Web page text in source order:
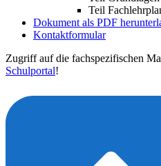
Teil
Dokument als PDF
Kontaktformular
Zugriff auf die fachspezifischen
Schulportal!